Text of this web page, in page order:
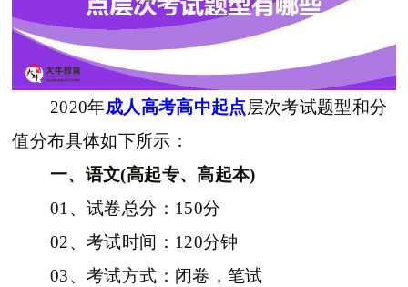
2020年成人高考高中起点层次考试题型和分
值分布具体如下所示：
一、语文(高起专、高起本)
01、试卷总分：150分
02、考试时间：120分钟
03、考试方式：闭卷，笔试